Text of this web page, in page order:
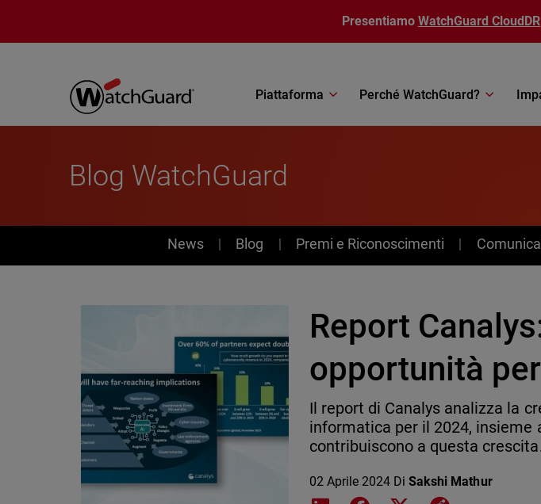
Presentiamo WatchGuard CloudDR
Piattaforma Perché WatchGuard?
Blog WatchGuard
News
News Blog Premi e Riconoscimenti
Report
opportunità
Il report di Canalys analizza la
informatica per il 2024, insieme
contribuiscono a questa
02 Aprile 2024 DiSakshi Mathur